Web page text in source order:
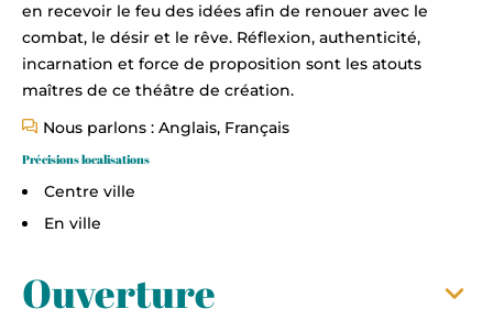
en recevoir le feu des idées afin de renouer avec le
combat, le désir et le rêve. Réflexion, authenticité,
incarnation et force de proposition sont les atouts
maîtres de ce théâtre de création.
Nous parlons : Anglais, Français
Précisions localisations
Centre ville
En ville
Ouverture